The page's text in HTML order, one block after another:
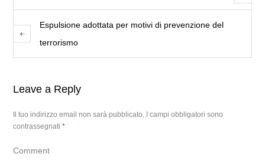
Espulsione adottata per motivi di prevenzione del
terrorismo
Leave a Reply
Il tuo indirizzo email non sarà pubblicato.
I campi obbligatori sono
contrassegnati*
Comment